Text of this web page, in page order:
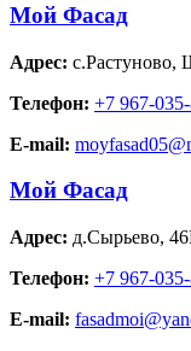
Мой Фасад
Адрес: с.Растуново,
Телефон: +7 967-
E-mail:
Мой Фасад
Адрес: д.Сырьево,
Телефон: +7 967-
E-mail: